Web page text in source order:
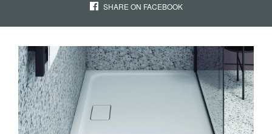
SHARE ON FACEBOOK